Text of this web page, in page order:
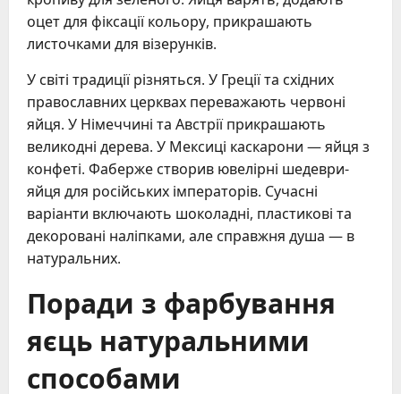
оцет для фіксації кольору, прикрашають
листочками для візерунків.
У світі традиції різняться. У Греції та східних
православних церквах переважають червоні
яйця. У Німеччині та Австрії прикрашають
великодні дерева. У Мексиці каскарони — яйця з
конфеті. Фаберже створив ювелірні шедеври-
яйця для російських імператорів. Сучасні
варіанти включають шоколадні, пластикові та
декоровані наліпками, але справжня душа — в
натуральних.
Поради з фарбування
яєць натуральними
способами